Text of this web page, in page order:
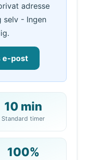
adresse
selv - Ingen
e-post
e-
10 min
Standard timer
100%